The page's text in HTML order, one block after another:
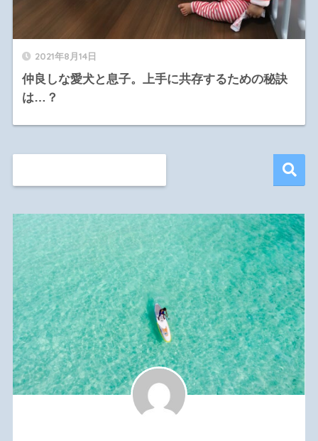
2021年8月14日
仲良しな愛犬と息子。上手に共存するための秘訣
は…？